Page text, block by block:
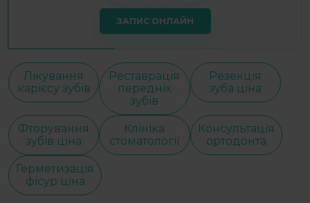
ЗАПИС ОНЛАЙН
Лікування
карієсу зубів
Реставрація
передніх
зубів
Резекція
зуба ціна
Фторування
зубів ціна
Клініка
стоматології
Консультація
ортодонта
Герметизація
фісур ціна